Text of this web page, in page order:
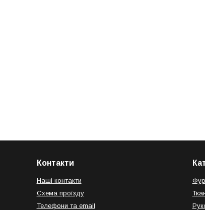
Контакти
Наші контакти
Схема проїзду
Телефони та email